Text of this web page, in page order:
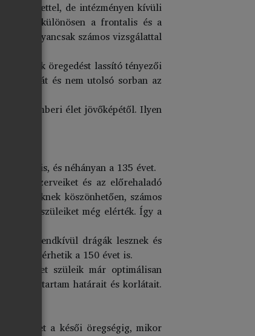
hitélettel, de intézményen kívüli
különösen a frontalis és a
Ugyancsak számos vizsgálattal
élők öregedést lassító tényezői
és nem utolsó sorban az
az emberi élet jövőképétől. Ilyen
évet is, és néhányan a 135 évet.
szerveiket és az előrehaladó
köszönhetően, számos
melyek szüleiket még elérték. Így a
még rendkívül drágák lesznek és
megérhetik a 150 évet is.
szüleik már optimálisan
élettartam határait és korlátait.
ezeket a késői öregségig, mikor